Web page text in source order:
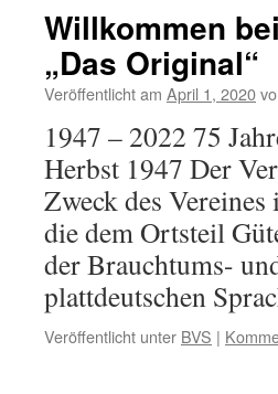
Willkommen
„Das Original“
Veröffentlicht am April 1, 2020
1947 – 2022 75
Herbst 1947 Der
Zweck des
die dem Ortsteil
der Brauchtums-
plattdeutschen
Veröffentlicht unter BVS |